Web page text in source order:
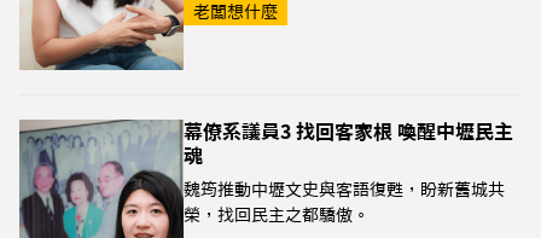
老闆想什麼
幕僚系議員3 找回客家根 喚醒中壢民主
魂
魏筠推動中壢文史與客語復甦，盼新舊城共
榮，找回民主之都驕傲。